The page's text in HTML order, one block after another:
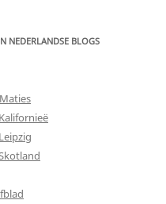
NEDERLANDSE BLOGS